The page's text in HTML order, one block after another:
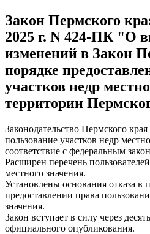
Закон Пермского
2025 г. N 424-ПК "О
изменений в Закон
порядке
участков недр
территории
Законодательство Пермского
пользование участков недр
соответствие с федеральным
Расширен перечень
местного значения.
Установлены основания отказа в
предоставлении права
значения.
Закон вступает в силу через
официального опубликования.